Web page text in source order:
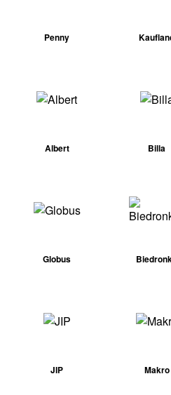
Penny
Albert Billa
Globus
JIP Makro